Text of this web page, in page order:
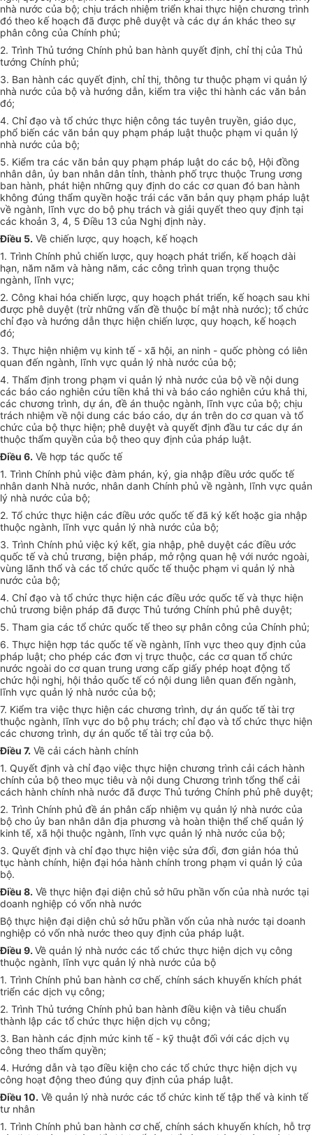
nhà nước của bộ; chịu trách nhiệm triển khai thực hiện chương trình
đó theo kế hoạch đã được phê duyệt và các dự án khác theo sự
phân công của Chính phủ;
2. Trình Thủ tướng Chính phủ ban hành quyết định, chỉ thị của Thủ
tướng Chính phủ;
3. Ban hành các quyết định, chỉ thị, thông tư thuộc phạm vi quản lý
nhà nước của bộ và hướng dẫn, kiểm tra việc thi hành các văn bản
đó;
4. Chỉ đạo và tổ chức thực hiện công tác tuyên truyền, giáo dục,
phổ biến các văn bản quy phạm pháp luật thuộc phạm vi quản lý
nhà nước của bộ;
5. Kiểm tra các văn bản quy phạm pháp luật do các bộ, Hội đồng
nhân dân, ủy ban nhân dân tỉnh, thành phố trực thuộc Trung ương
ban hành, phát hiện những quy định do các cơ quan đó ban hành
không đúng thẩm quyền hoặc trái các văn bản quy phạm pháp luật
về ngành, lĩnh vực do bộ phụ trách và giải quyết theo quy định tại
các khoản 3, 4, 5 Điều 13 của Nghị định này.
Điều 5. Về chiến lược, quy hoạch, kế hoạch
1. Trình Chính phủ chiến lược, quy hoạch phát triển, kế hoạch dài
hạn, năm năm và hàng năm, các công trình quan trọng thuộc
ngành, lĩnh vực;
2. Công khai hóa chiến lược, quy hoạch phát triển, kế hoạch sau khi
được phê duyệt (trừ những vấn đề thuộc bí mật nhà nước); tổ chức
chỉ đạo và hướng dẫn thực hiện chiến lược, quy hoạch, kế hoạch
đó;
3. Thực hiện nhiệm vụ kinh tế - xã hội, an ninh - quốc phòng có liên
quan đến ngành, lĩnh vực quản lý nhà nước của bộ;
4. Thẩm định trong phạm vi quản lý nhà nước của bộ về nội dung
các báo cáo nghiên cứu tiền khả thi và báo cáo nghiên cứu khả thi,
các chương trình, dự án, đề án thuộc ngành, lĩnh vực của bộ; chịu
trách nhiệm về nội dung các báo cáo, dự án trên do cơ quan và tổ
chức của bộ thực hiện; phê duyệt và quyết định đầu tư các dự án
thuộc thẩm quyền của bộ theo quy định của pháp luật.
Điều 6. Về hợp tác quốc tế
1. Trình Chính phủ việc đàm phán, ký, gia nhập điều ước quốc tế
nhân danh Nhà nước, nhân danh Chính phủ về ngành, lĩnh vực quản
lý nhà nước của bộ;
2. Tổ chức thực hiện các điều ước quốc tế đã ký kết hoặc gia nhập
thuộc ngành, lĩnh vực quản lý nhà nước của bộ;
3. Trình Chính phủ việc ký kết, gia nhập, phê duyệt các điều ước
quốc tế và chủ trương, biện pháp, mở rộng quan hệ với nước ngoài,
vùng lãnh thổ và các tổ chức quốc tế thuộc phạm vi quản lý nhà
nước của bộ;
4. Chỉ đạo và tổ chức thực hiện các điều ước quốc tế và thực hiện
chủ trương biện pháp đã được Thủ tướng Chính phủ phê duyệt;
5. Tham gia các tổ chức quốc tế theo sự phân công của Chính phủ;
6. Thực hiện hợp tác quốc tế về ngành, lĩnh vực theo quy định của
pháp luật; cho phép các đơn vị trực thuộc, các cơ quan tổ chức
nước ngoài do cơ quan trung ương cấp giấy phép hoạt động tổ
chức hội nghị, hội thảo quốc tế có nội dung liên quan đến ngành,
lĩnh vực quản lý nhà nước của bộ;
7. Kiểm tra việc thực hiện các chương trình, dự án quốc tế tài trợ
thuộc ngành, lĩnh vực do bộ phụ trách; chỉ đạo và tổ chức thực hiện
các chương trình, dự án quốc tế tài trợ của bộ.
Điều 7. Về cải cách hành chính
1. Quyết định và chỉ đạo việc thực hiện chương trình cải cách hành
chính của bộ theo mục tiêu và nội dung Chương trình tổng thể cải
cách hành chính nhà nước đã được Thủ tướng Chính phủ phê duyệt;
2. Trình Chính phủ đề án phân cấp nhiệm vụ quản lý nhà nước của
bộ cho ủy ban nhân dân địa phương và hoàn thiện thể chế quản lý
kinh tế, xã hội thuộc ngành, lĩnh vực quản lý nhà nước của bộ;
3. Quyết định và chỉ đạo thực hiện việc sửa đổi, đơn giản hóa thủ
tục hành chính, hiện đại hóa hành chính trong phạm vi quản lý của
bộ.
Điều 8. Về thực hiện đại diện chủ sở hữu phần vốn của nhà nước tại
doanh nghiệp có vốn nhà nước
Bộ thực hiện đại diện chủ sở hữu phần vốn của nhà nước tại doanh
nghiệp có vốn nhà nước theo quy định của pháp luật.
Điều 9. Về quản lý nhà nước các tổ chức thực hiện dịch vụ công
thuộc ngành, lĩnh vực quản lý nhà nước của bộ
1. Trình Chính phủ ban hành cơ chế, chính sách khuyến khích phát
triển các dịch vụ công;
2. Trình Thủ tướng Chính phủ ban hành điều kiện và tiêu chuẩn
thành lập các tổ chức thực hiện dịch vụ công;
3. Ban hành các định mức kinh tế - kỹ thuật đối với các dịch vụ
công theo thẩm quyền;
4. Hướng dẫn và tạo điều kiện cho các tổ chức thực hiện dịch vụ
công hoạt động theo đúng quy định của pháp luật.
Điều 10. Về quản lý nhà nước các tổ chức kinh tế tập thể và kinh tế
tư nhân
1. Trình Chính phủ ban hành cơ chế, chính sách khuyến khích, hỗ trợ